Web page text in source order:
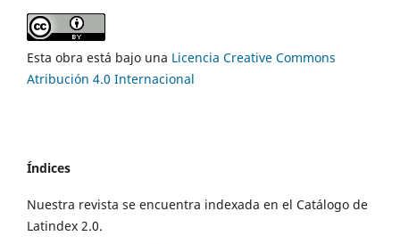
Esta obra está bajo una Licencia Creative Commons
Atribución 4.0 Internacional
Índices
Nuestra revista se encuentra indexada en el Catálogo de
Latindex 2.0.